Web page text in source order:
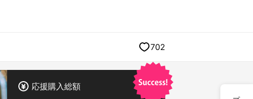
702
応援購入総額